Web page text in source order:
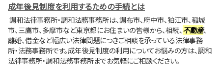
成年後見制度を利用するための手続とは
調和法律事務所・調和法務事務所は、調布市、府中市、狛江市、稲城
市、三鷹市、多摩市など東京都にお住まいの皆様から、相続、不動産、
離婚、借金など幅広い法律問題につきご相談を承っている法律事務
所・法務事務所です。成年後見制度の利用についてお悩みの方は、調和
法律事務所・調和法務事務所までお気軽にご相談ください。